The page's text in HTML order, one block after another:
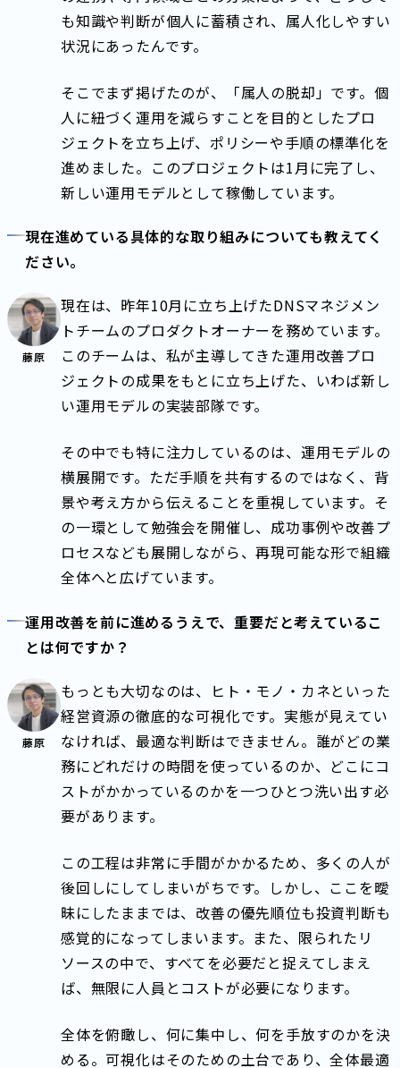
も知識や判断が個人に蓄積され、属人化しやすい
状況にあったんです。
そこでまず掲げたのが、「属人の脱却」です。個
人に紐づく運用を減らすことを目的としたプロ
ジェクトを立ち上げ、ポリシーや手順の標準化を
進めました。このプロジェクトは1月に完了し、
新しい運用モデルとして稼働しています。
現在進めている具体的な取り組みについても教えてく
ださい。
藤原
現在は、昨年10月に立ち上げたDNSマネジメン
トチームのプロダクトオーナーを務めています。
このチームは、私が主導してきた運用改善プロ
ジェクトの成果をもとに立ち上げた、いわば新し
い運用モデルの実装部隊です。
その中でも特に注力しているのは、運用モデルの
横展開です。ただ手順を共有するのではなく、背
景や考え方から伝えることを重視しています。そ
の一環として勉強会を開催し、成功事例や改善プ
ロセスなども展開しながら、再現可能な形で組織
全体へと広げています。
運用改善を前に進めるうえで、重要だと考えているこ
とは何ですか？
藤原
もっとも大切なのは、ヒト・モノ・カネといった
経営資源の徹底的な可視化です。実態が見えてい
なければ、最適な判断はできません。誰がどの業
務にどれだけの時間を使っているのか、どこにコ
ストがかかっているのかを一つひとつ洗い出す必
要があります。
この工程は非常に手間がかかるため、多くの人が
後回しにしてしまいがちです。しかし、ここを曖
昧にしたままでは、改善の優先順位も投資判断も
感覚的になってしまいます。また、限られたリ
ソースの中で、すべてを必要だと捉えてしまえ
ば、無限に人員とコストが必要になります。
全体を俯瞰し、何に集中し、何を手放すのかを決
める。可視化はそのための土台であり、全体最適